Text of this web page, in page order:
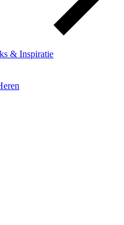
& Inspiratie